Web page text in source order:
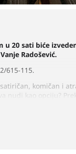
20 sati biće
Radošević.
615-115.
komičan i
kao opciju?
surovim
kao da smo